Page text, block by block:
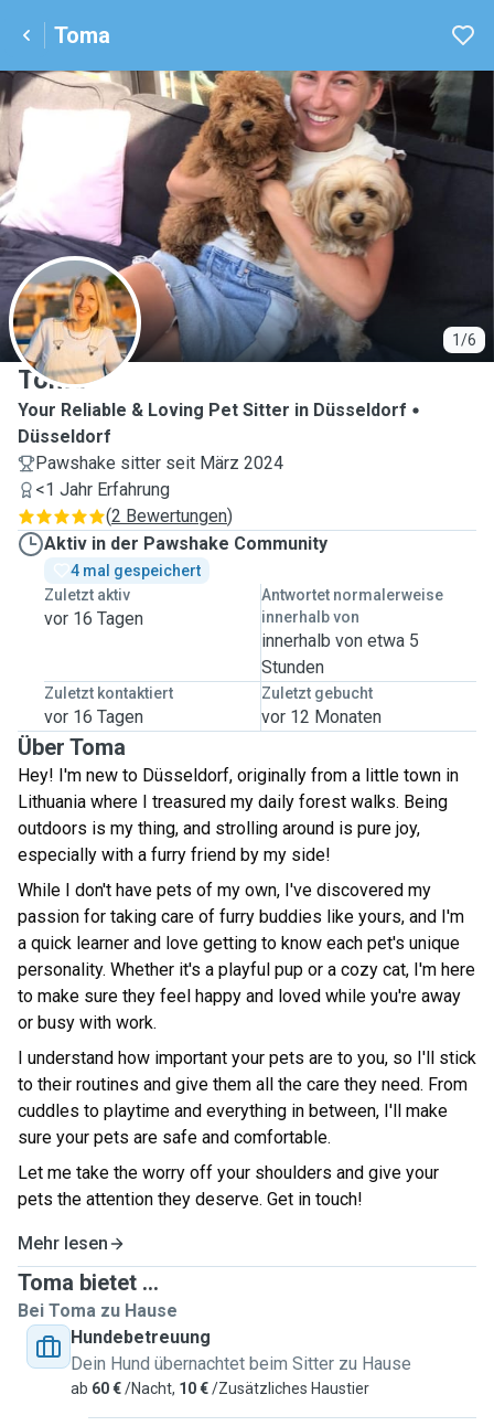
Toma
1/6
T
Toma
Your Reliable & Loving Pet Sitter in Düsseldorf
Düsseldorf
Pawshake sitter seit März 2024
<1 Jahr Erfahrung
(2 Bewertungen)
Aktiv in der Pawshake Community
4 mal gespeichert
Zuletzt aktiv
vor 16 Tagen
Antwortet normalerweise
innerhalb von
innerhalb von etwa 5
Stunden
Zuletzt kontaktiert
vor 16 Tagen
Zuletzt gebucht
vor 12 Monaten
Über Toma
Hey! I'm new to Düsseldorf, originally from a little town in
Lithuania where I treasured my daily forest walks. Being
outdoors is my thing, and strolling around is pure joy,
especially with a furry friend by my side!
While I don't have pets of my own, I've discovered my
passion for taking care of furry buddies like yours, and I'm
a quick learner and love getting to know each pet's unique
personality. Whether it's a playful pup or a cozy cat, I'm here
to make sure they feel happy and loved while you're away
or busy with work.
I understand how important your pets are to you, so I'll stick
to their routines and give them all the care they need. From
cuddles to playtime and everything in between, I'll make
sure your pets are safe and comfortable.
Let me take the worry off your shoulders and give your
pets the attention they deserve. Get in touch!
Mehr lesen
Toma bietet ...
Bei Toma zu Hause
Hundebetreuung
Dein Hund übernachtet beim Sitter zu Hause
ab 60 €/Nacht, 10 €/Zusätzliches Haustier